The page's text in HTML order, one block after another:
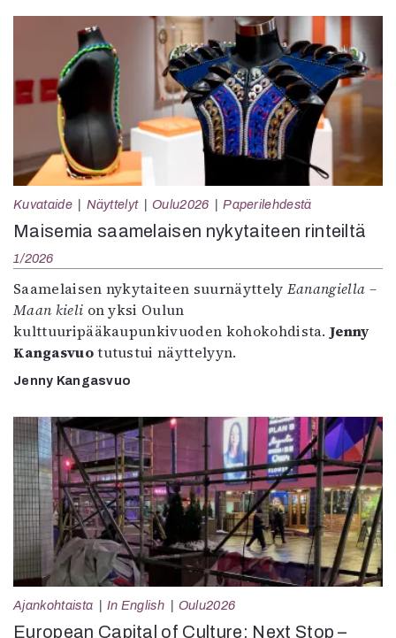
Kuvataide Näyttelyt Oulu2026 Paperilehdestä
Maisemia saamelaisen nykytaiteen rinteiltä
1/2026
Saamelaisen nykytaiteen suurnäyttely Eanangiella –
Maan kieli on yksi Oulun
kulttuuripääkaupunkivuoden kohokohdista.Jenny
Kangasvuotutustui näyttelyyn.
Jenny Kangasvuo
Ajankohtaista In English Oulu2026
European Capital of Culture: Next Stop –